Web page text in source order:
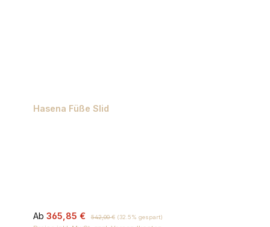
Hasena Füße Slid
Verkaufspreis:
Ab 365,85 € 542,00 € (32.5% gespart)